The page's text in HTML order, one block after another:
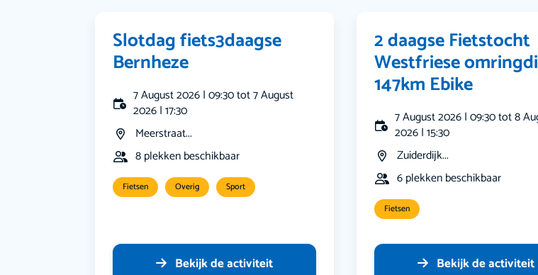
Slotdag fiets3daagse
Bernheze
7 August 2026 | 09:30 tot 7 August
2026 | 17:30
Meerstraat...
8 plekken beschikbaar
Fietsen Overig Sport
Bekijk de activiteit
2 daagse Fietstocht
Westfriese
147km Ebike
7 August 2026 | 09:30 tot 8
2026 | 15:30
Zuiderdijk...
6 plekken beschikbaar
Fietsen
Bekijk de activiteit